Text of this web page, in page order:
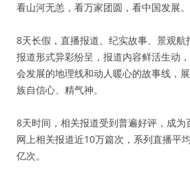
看山河无恙，看万家团圆，看中国发展。
8天长假，直播报道、纪实故事、景观
报道形式异彩纷呈，报道内容鲜活生动
会发展的地理线和动人暖心的故事线，
族自信心、精气神。
8天时间，相关报道受到普遍好评，成为
网上相关报道近10万篇次，系列直播平
亿次。